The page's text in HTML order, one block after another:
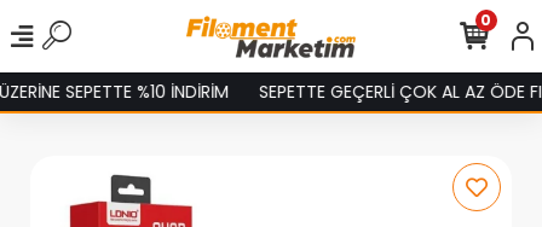
SEPETTE %10 İNDİRİM SEPETTE GEÇERLİ ÇOK AL AZ ÖDE
0